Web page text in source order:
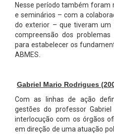
Nesse período também foram
e seminários – com a
do exterior – que tiveram um
compreensão dos
para estabelecer os
ABMES
Gabriel Mario Rodrigues
Com as linhas de ação
gestões do professor
interlocução com os órgãos
em direção de uma atuação